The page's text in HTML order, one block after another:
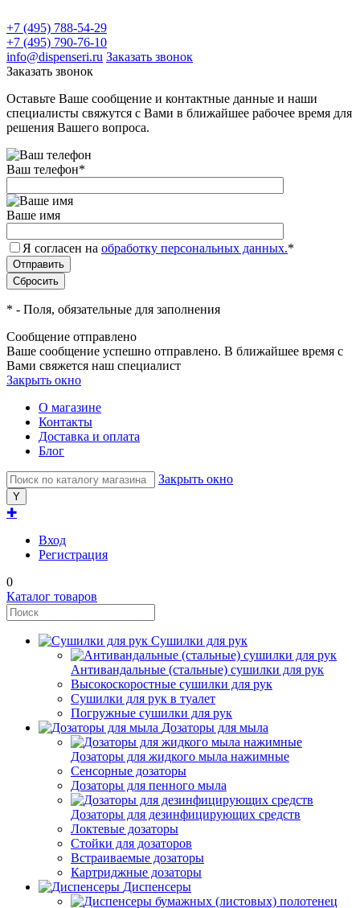
+7 (495) 788-54-29
+7 (495) 790-76-10
info@dispenseri.ru Заказать звонок
Заказать звонок
Оставьте Ваше сообщение и контактные данные и наши
специалисты свяжутся с Вами в ближайшее рабочее время для
решения Вашего вопроса.
Ваш телефон*
Ваше имя
Я согласен на обработку персональных данных.*
* - Поля, обязательные для заполнения
Сообщение отправлено
Ваше сообщение успешно отправлено. В ближайшее время с
Вами свяжется наш специалист
Закрыть окно
О магазине
Контакты
Доставка и оплата
Блог
Закрыть окно
✚
Вход
Регистрация
0
Каталог товаров
Сушилки для рук
Антивандальные (стальные) сушилки для рук
Высокоскоростные сушилки для рук
Сушилки для рук в туалет
Погружные сушилки для рук
Дозаторы для мыла
Дозаторы для жидкого мыла нажимные
Сенсорные дозаторы
Дозаторы для пенного мыла
Дозаторы для дезинфицирующих средств
Локтевые дозаторы
Стойки для дозаторов
Встраиваемые дозаторы
Картриджные дозаторы
Диспенсеры